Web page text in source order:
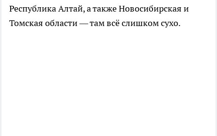
Республика Алтай, а также Новосибирская и
Томская области — там всё слишком сухо.